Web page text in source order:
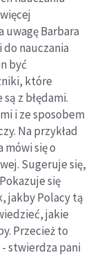
uwagę Barbara
nauczania
być
które
z błędami.
i ze sposobem
Na przykład
mówi się o
Sugeruje się,
się
jakby Polacy tą
jakie
Przecież to
stwierdza pani